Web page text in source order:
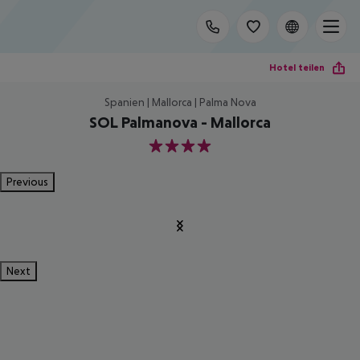
Hotel teilen
Spanien | Mallorca | Palma Nova
SOL Palmanova - Mallorca
4
Previous
Next